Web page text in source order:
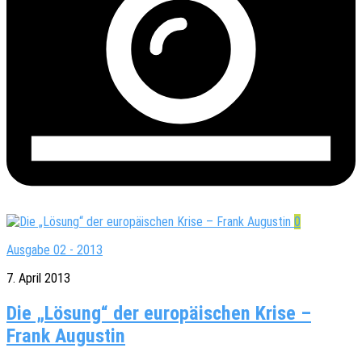
0
Ausgabe 02 - 2013
7. April 2013
Die „Lösung“ der europäischen Krise –
Frank Augustin